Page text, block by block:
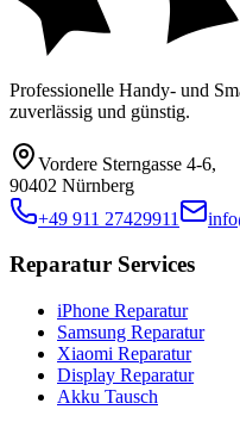
Professionelle Handy- und
zuverlässig und günstig.
Vordere Sterngasse 4-6,
90402 Nürnberg
+49 911 27429911
Reparatur Services
iPhone Reparatur
Samsung Reparatur
Xiaomi Reparatur
Display Reparatur
Akku Tausch